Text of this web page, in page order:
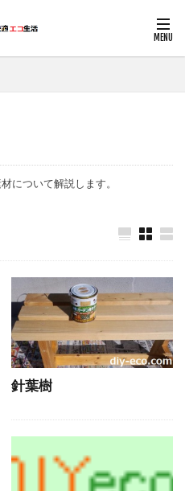
について解説します。
針葉樹